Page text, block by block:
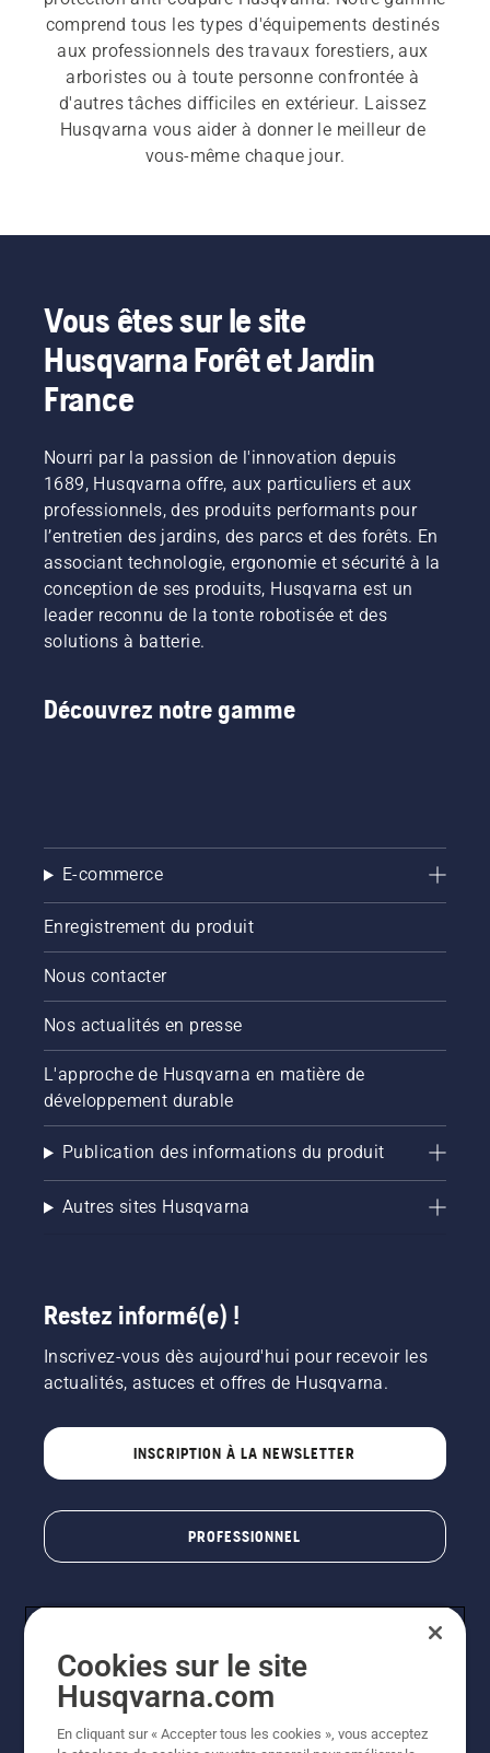
comprend tous les types d'équipements destinés
aux professionnels des travaux forestiers, aux
arboristes ou à toute personne confrontée à
d'autres tâches difficiles en extérieur. Laissez
Husqvarna vous aider à donner le meilleur de
vous-même chaque jour.
Vous êtes sur le site
Husqvarna Forêt et Jardin
France
Nourri par la passion de l'innovation depuis
1689, Husqvarna offre, aux particuliers et aux
professionnels, des produits performants pour
l’entretien des jardins, des parcs et des forêts. En
associant technologie, ergonomie et sécurité à la
conception de ses produits, Husqvarna est un
leader reconnu de la tonte robotisée et des
solutions à batterie.
Découvrez notre gamme
E-commerce
Enregistrement du produit
Nous contacter
Nos actualités en presse
L'approche de Husqvarna en matière de
développement durable
Publication des informations du produit
Autres sites Husqvarna
Restez informé(e) !
Inscrivez-vous dès aujourd'hui pour recevoir les
actualités, astuces et offres de Husqvarna.
INSCRIPTION À LA NEWSLETTER
PROFESSIONNEL
Cookies sur le site
Husqvarna.com
En cliquant sur « Accepter tous les cookies », vous acceptez